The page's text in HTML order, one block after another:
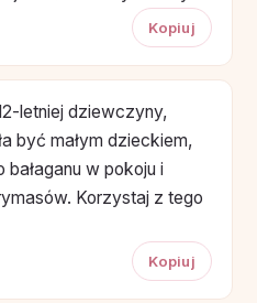
Kopiuj
letniej dziewczyny,
być małym dzieckiem,
w pokoju i
Korzystaj z tego
Kopiuj